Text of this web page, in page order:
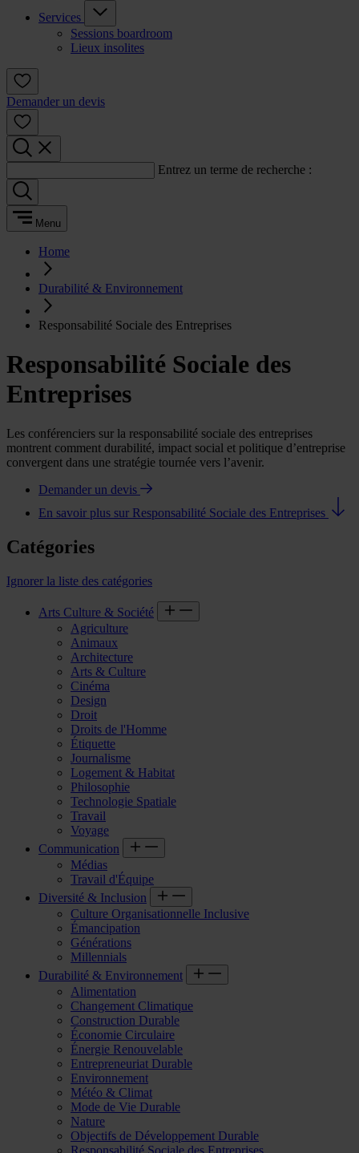
Services
Sessions boardroom
Lieux insolites
Demander un devis
Entrez un terme de recherche :
Menu
Home
Durabilité & Environnement
Responsabilité Sociale des Entreprises
Responsabilité Sociale des
Entreprises
Les conférenciers sur la responsabilité sociale des entreprises
montrent comment durabilité, impact social et politique d’entreprise
convergent dans une stratégie tournée vers l’avenir.
Demander un devis
En savoir plus sur Responsabilité Sociale des Entreprises
Catégories
Ignorer la liste des catégories
Arts Culture & Société
Agriculture
Animaux
Architecture
Arts & Culture
Cinéma
Design
Droit
Droits de l'Homme
Étiquette
Journalisme
Logement & Habitat
Philosophie
Technologie Spatiale
Travail
Voyage
Communication
Médias
Travail d'Équipe
Diversité & Inclusion
Culture Organisationnelle Inclusive
Émancipation
Générations
Millennials
Durabilité & Environnement
Alimentation
Changement Climatique
Construction Durable
Économie Circulaire
Énergie Renouvelable
Entrepreneuriat Durable
Environnement
Météo & Climat
Mode de Vie Durable
Nature
Objectifs de Développement Durable
Responsabilité Sociale des Entreprises